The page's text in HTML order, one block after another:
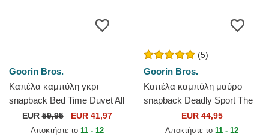
Goorin Bros.
Καπέλα καμπύλη γκρι
snapback Bed Time Duvet All
Det Happy Thoughts The
Farm Goorin Bros.
EUR59,95 EUR 41,97
Αποκτήστε το 11 - 12
(5)
Goorin Bros.
Καπέλα καμπύλη μαύρο
snapback Deadly Sport The
Farm Goorin Bros.
EUR 44,95
Αποκτήστε το 11 - 12